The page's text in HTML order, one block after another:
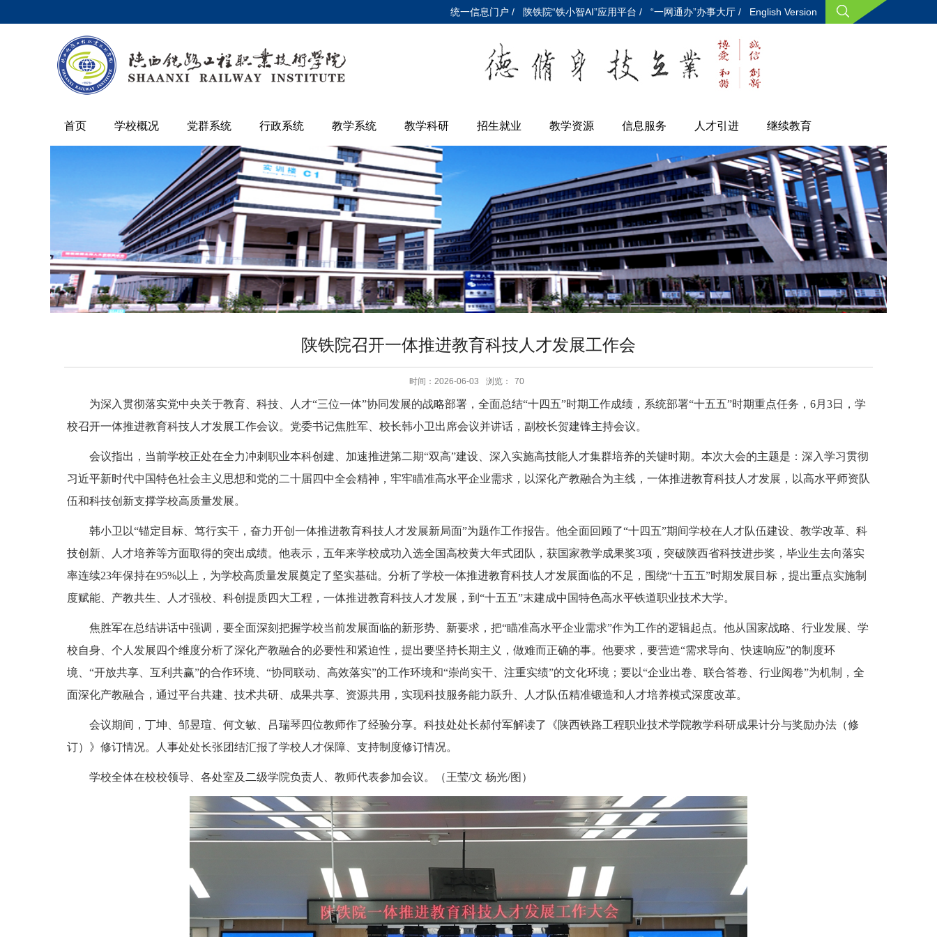
统一信息门户 / 陕铁院“铁小智AI”应用平台 / “一网通办”办事大厅 / English Version
首页 学校概况 党群系统 行政系统 教学系统 教学科研 招生就业 教学资源 信息服务 人才引进 继续教育
陕铁院召开一体推进教育科技人才发展工作会
时间：2026-06-03 浏览： 70
为深入贯彻落实党中央关于教育、科技、人才“三位一体”协同发展的战略部署，全面总结“十四五”时期工作成绩，系统部署“十五五”时期重点任务，6月3日，学
校召开一体推进教育科技人才发展工作会议。党委书记焦胜军、校长韩小卫出席会议并讲话，副校长贺建锋主持会议。
会议指出，当前学校正处在全力冲刺职业本科创建、加速推进第二期“双高”建设、深入实施高技能人才集群培养的关键时期。本次大会的主题是：深入学习贯彻
习近平新时代中国特色社会主义思想和党的二十届四中全会精神，牢牢瞄准高水平企业需求，以深化产教融合为主线，一体推进教育科技人才发展，以高水平师资队
伍和科技创新支撑学校高质量发展。
韩小卫以“锚定目标、笃行实干，奋力开创一体推进教育科技人才发展新局面”为题作工作报告。他全面回顾了“十四五”期间学校在人才队伍建设、教学改革、科
技创新、人才培养等方面取得的突出成绩。他表示，五年来学校成功入选全国高校黄大年式团队，获国家教学成果奖3项，突破陕西省科技进步奖，毕业生去向落实
率连续23年保持在95%以上，为学校高质量发展奠定了坚实基础。分析了学校一体推进教育科技人才发展面临的不足，围绕“十五五”时期发展目标，提出重点实施制
度赋能、产教共生、人才强校、科创提质四大工程，一体推进教育科技人才发展，到“十五五”末建成中国特色高水平铁道职业技术大学。
焦胜军在总结讲话中强调，要全面深刻把握学校当前发展面临的新形势、新要求，把“瞄准高水平企业需求”作为工作的逻辑起点。他从国家战略、行业发展、学
校自身、个人发展四个维度分析了深化产教融合的必要性和紧迫性，提出要坚持长期主义，做难而正确的事。他要求，要营造“需求导向、快速响应”的制度环
境、“开放共享、互利共赢”的合作环境、“协同联动、高效落实”的工作环境和“崇尚实干、注重实绩”的文化环境；要以“企业出卷、联合答卷、行业阅卷”为机制，全
面深化产教融合，通过平台共建、技术共研、成果共享、资源共用，实现科技服务能力跃升、人才队伍精准锻造和人才培养模式深度改革。
会议期间，丁坤、邹昱瑄、何文敏、吕瑞琴四位教师作了经验分享。科技处处长郝付军解读了《陕西铁路工程职业技术学院教学科研成果计分与奖励办法（修
订）》修订情况。人事处处长张团结汇报了学校人才保障、支持制度修订情况。
学校全体在校校领导、各处室及二级学院负责人、教师代表参加会议。（王莹/文 杨光/图）